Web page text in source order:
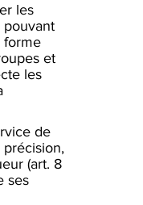
les
pouvant
forme
et
les
de
(art. 8
ses